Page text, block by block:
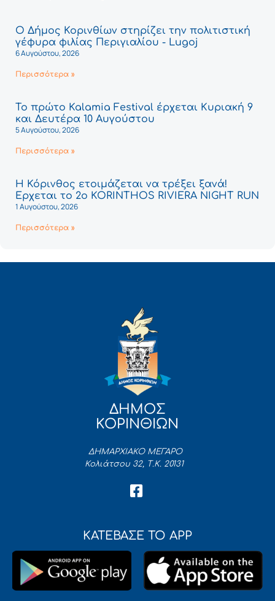
Ο Δήμος Κορινθίων στηρίζει την πολιτιστική
γέφυρα φιλίας Περιγιαλίου - Lugoj
6 Αυγούστου, 2026
Περισσότερα »
Το πρώτο Kalamia Festival έρχεται Κυριακή 9
και Δευτέρα 10 Αυγούστου
5 Αυγούστου, 2026
Περισσότερα »
Η Κόρινθος ετοιμάζεται να τρέξει ξανά!
Έρχεται το 2ο KORINTHOS RIVIERA NIGHT RUN
1 Αυγούστου, 2026
Περισσότερα »
ΔΗΜΟΣ
ΚΟΡΙΝΘΙΩΝ
ΔΗΜΑΡΧΙΑΚΟ ΜΕΓΑΡΟ
Κολιάτσου 32, Τ.Κ. 20131
ΚΑΤΕΒΑΣΕ ΤΟ APP